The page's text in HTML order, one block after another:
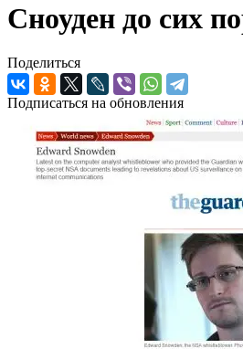
Сноуден до сих
Поделиться
Подписаться на обновления